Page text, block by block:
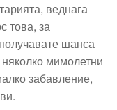
веднага
това, за
шанса
мимолетни
забавление,